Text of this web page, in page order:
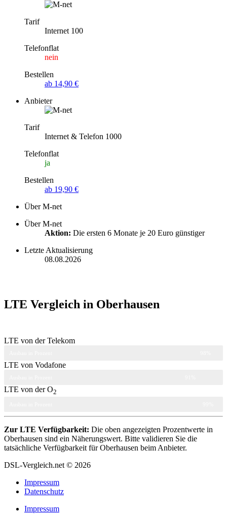
Tarif
Internet 100
Telefonflat
nein
Bestellen
ab 14,90 €
Anbieter
Tarif
Internet & Telefon 1000
Telefonflat
ja
Bestellen
ab 19,90 €
Über M-net
Über M-net
Aktion: Die ersten 6 Monate je 20 Euro günstiger
Letzte Aktualisierung
08.08.2026
LTE Vergleich in Oberhausen
LTE von der Telekom
LTE von Vodafone
LTE von der O2
Zur LTE Verfügbarkeit: Die oben angezeigten Prozentwerte in
Oberhausen sind ein Näherungswert. Bitte validieren Sie die
tatsächliche Verfügbarkeit für Oberhausen beim Anbieter.
DSL-Vergleich.net © 2026
Impressum
Datenschutz
Impressum